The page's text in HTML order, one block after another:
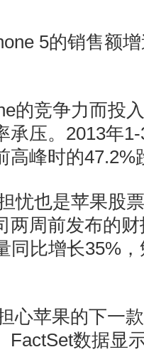
5的销售额
的竞争力而投
承压。2013年
高峰时的47.2%
忧也是苹果股
两周前发布的
同比增长35%
心苹果的下一
FactSet数据显